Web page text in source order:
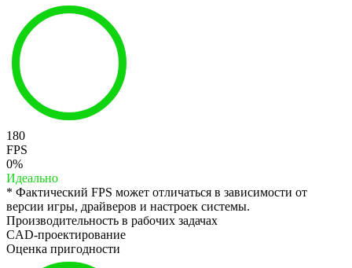
180
FPS
0%
Идеально
* Фактический FPS может отличаться в зависимости от
версии игры, драйверов и настроек системы.
Производительность в рабочих задачах
CAD-проектирование
Оценка пригодности